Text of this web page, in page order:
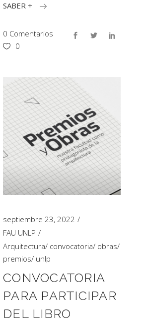
SABER +
0 Comentarios
0
septiembre 23, 2022
FAU UNLP
Arquitectura/ convocatoria/ obras/
premios/ unlp
CONVOCATORIA
PARA PARTICIPAR
DEL LIBRO